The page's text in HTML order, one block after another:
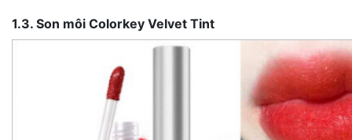
1.3. Son môi Colorkey Velvet Tint